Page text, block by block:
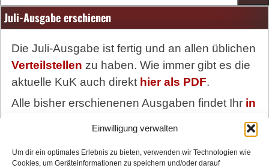
Einwilligung verwalten
Um dir ein optimales Erlebnis zu bieten, verwenden wir Technologien wie
Cookies, um Geräteinformationen zu speichern und/oder darauf
Juli-Ausgabe erschienen
Die Juli-Ausgabe ist fertig und an allen üblichen
Verteilstellen zu haben. Wie immer gibt es die
aktuelle KuK auch direkt hier als PDF.
Alle bisher erschienenen Ausgaben findet Ihr in
KuK-Fanshop